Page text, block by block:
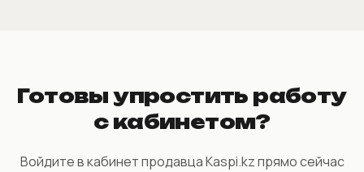
Готовы упростить работу
с кабинетом?
Войдите в кабинет продавца Kaspi.kz прямо сейчас